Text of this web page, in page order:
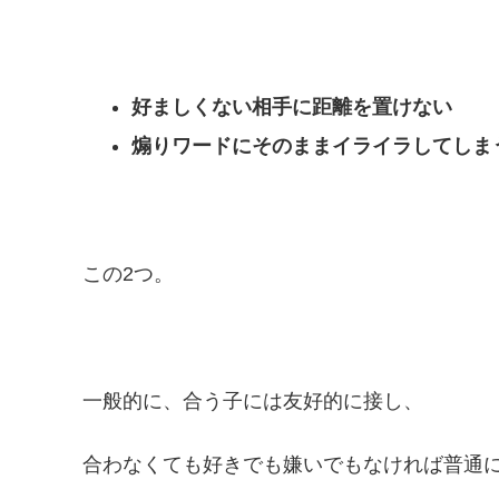
好ましくない相手に距離を置けない
煽りワードにそのままイライラしてしま
この2つ。
一般的に、合う子には友好的に接し、
合わなくても好きでも嫌いでもなければ普通に